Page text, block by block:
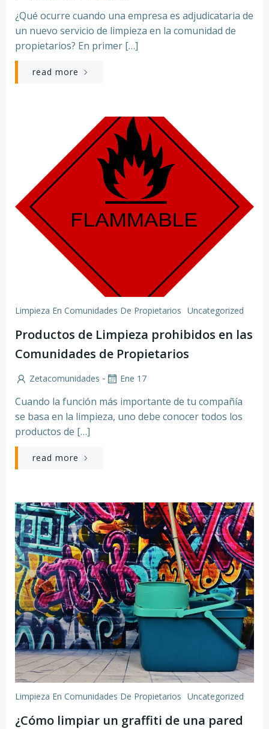
¿Qué ocurre cuando una empresa es adjudicataria de
un nuevo servicio de limpieza en la comunidad de
propietarios? En primer […]
read more
Limpieza En Comunidades De Propietarios Uncategorized
Productos de Limpieza prohibidos en las
Comunidades de Propietarios
Zetacomunidades - Ene 17
Cuando la función más importante de tu compañía
se basa en la limpieza, uno debe conocer todos los
productos de […]
read more
Limpieza En Comunidades De Propietarios Uncategorized
¿Cómo limpiar un graffiti de una pared